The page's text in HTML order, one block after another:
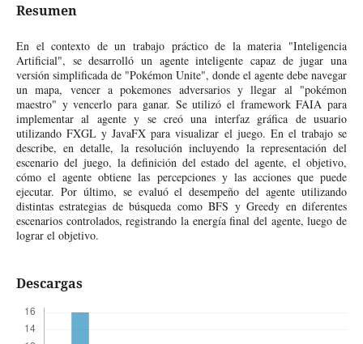
Resumen
En el contexto de un trabajo práctico de la materia "Inteligencia
Artificial", se desarrolló un agente inteligente capaz de jugar una
versión simplificada de "Pokémon Unite", donde el agente debe navegar
un mapa, vencer a pokemones adversarios y llegar al "pokémon
maestro" y vencerlo para ganar. Se utilizó el framework FAIA para
implementar al agente y se creó una interfaz gráfica de usuario
utilizando FXGL y JavaFX para visualizar el juego. En el trabajo se
describe, en detalle, la resolución incluyendo la representación del
escenario del juego, la definición del estado del agente, el objetivo,
cómo el agente obtiene las percepciones y las acciones que puede
ejecutar. Por último, se evaluó el desempeño del agente utilizando
distintas estrategias de búsqueda como BFS y Greedy en diferentes
escenarios controlados, registrando la energía final del agente, luego de
lograr el objetivo.
Descargas